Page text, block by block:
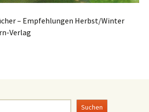
– Empfehlungen Herbst/Winter
Verlag
Suchen